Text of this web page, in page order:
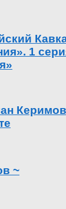
1
~